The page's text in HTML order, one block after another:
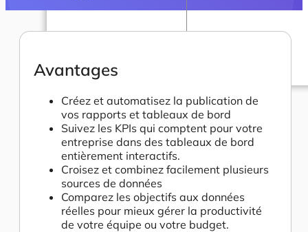
Avantages
Créez et automatisez la publication de
vos rapports et tableaux de bord
Suivez les KPIs qui comptent pour votre
entreprise dans des tableaux de bord
entièrement interactifs.
Croisez et combinez facilement plusieurs
sources de données
Comparez les objectifs aux données
réelles pour mieux gérer la productivité
de votre équipe ou votre budget.